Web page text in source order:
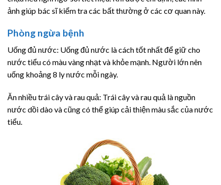
ảnh giúp bác sĩ kiểm tra các bất thường ở các cơ quan này.
Phòng ngừa bệnh
Uống đủ nước: Uống đủ nước là cách tốt nhất để giữ cho
nước tiểu có màu vàng nhạt và khỏe mạnh. Người lớn nên
uống khoảng 8 ly nước mỗi ngày.
Ăn nhiều trái cây và rau quả: Trái cây và rau quả là nguồn
nước dồi dào và cũng có thể giúp cải thiện màu sắc của nước
tiểu.